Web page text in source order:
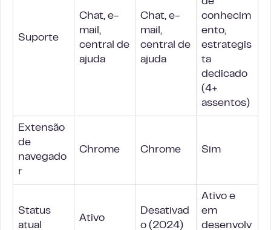
Suporte
Chat, e-
mail,
central de
ajuda
Chat, e-
mail,
central de
ajuda
conhecim
ento,
estrategis
ta
dedicado
(4+
assentos)
Extensão
de
navegado
r
Chrome Chrome Sim
Status
atual
Ativo
Desativad
o (2024)
Ativo e
em
desenvolv